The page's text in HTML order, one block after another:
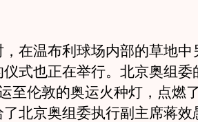
温布利球场内部的草地中
式也正在举行。北京奥组委
至伦敦的奥运火种灯，点燃
北京奥组委执行副主席蒋效